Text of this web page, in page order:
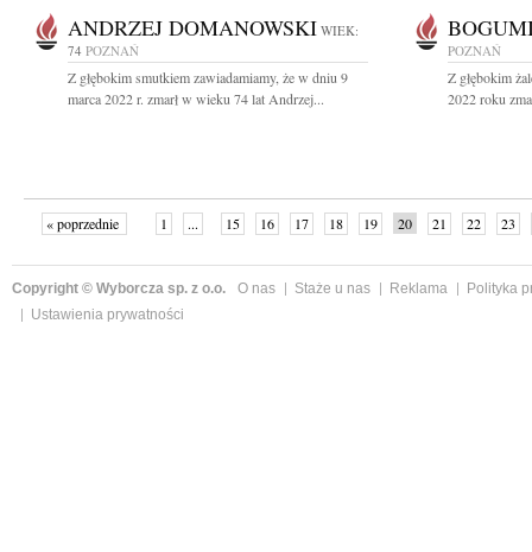
ANDRZEJ DOMANOWSKI WIEK:
74 POZNAŃ
Z głębokim smutkiem zawiadamiamy, że w dniu 9
marca 2022 r. zmarł w wieku 74 lat Andrzej...
POZNAŃ
Z głębokim
2022 roku
« poprzednie 1 ... 15 16 17 18 19 20 21 22
23
Copyright © Wyborcza sp. z o.o. O nas Staże u nas Reklama
Polityka
Ustawienia prywatności